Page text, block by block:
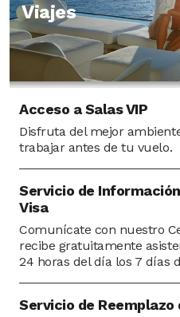
Viajes
Acceso a Salas VIP
Disfruta del mejor
trabajar antes de tu vuelo.
Servicio de
Visa
Comunícate con nuestro
recibe gratuitamente
24 horas del día los 7 días
Servicio de